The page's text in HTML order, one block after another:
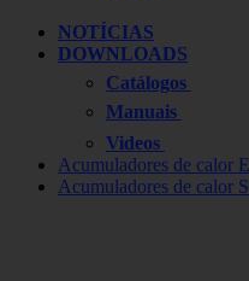
NOTÍCIAS
DOWNLOADS
Catálogos
Manuais
Videos
Acumuladores de calor
Acumuladores de calor